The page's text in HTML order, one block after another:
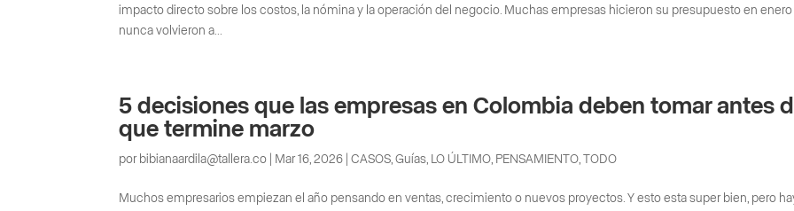
impacto directo sobre los costos, la nómina y la operación del negocio. Muchas empresas hicieron su presupuesto en enero
nunca volvieron a...
5 decisiones que las empresas en Colombia deben tomar antes
que termine marzo
por bibianaardila@tallera.co Mar 16, 2026 |CASOS ,Guías LO ÚLTIMO PENSAMIENTO ,TODO
Muchos empresarios empiezan el año pensando en ventas, crecimiento o nuevos proyectos. Y esto esta super bien, pero